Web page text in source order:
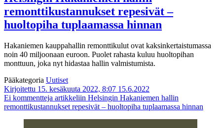
remonttikustannukset repesivät –
huoltopiha tuplaamassa hinnan
Hakaniemen kauppahallin remonttikulut ovat kaksin­kertaistumassa
noin 40 miljoonaan euroon. Puolet rahasta kuluu huoltopihan
monttuun, joka nyt hidastaa hallin valmistumista.
Pääkategoria Uutiset
Kirjoitettu 15. kesäkuuta 2022, 8:07 15.6.2022
Ei kommentteja artikkeliin Helsingin Hakaniemen hallin
remonttikustannukset repesivät – huoltopiha tuplaamassa hinnan